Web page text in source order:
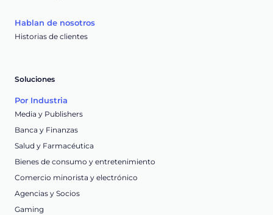
Hablan de nosotros
Historias de clientes
Soluciones
Por Industria
Media y Publishers
Banca y Finanzas
Salud y Farmacéutica
Bienes de consumo y entretenimiento
Comercio minorista y electrónico
Agencias y Socios
Gaming